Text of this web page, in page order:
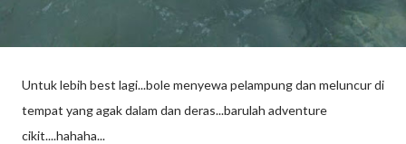
Untuk lebih best lagi...bole menyewa pelampung dan meluncur di
tempat yang agak dalam dan deras...barulah adventure
cikit....hahaha...